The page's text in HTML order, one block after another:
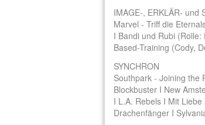
IMAGE-, ERKLÄR- und
Marvel - Triff die
I Bandi und Rubi
Based-Training (Cody,
SYNCHRON
Southpark - Joining the
Blockbuster I New
I L.A. Rebels I Mit
Drachenfänger I